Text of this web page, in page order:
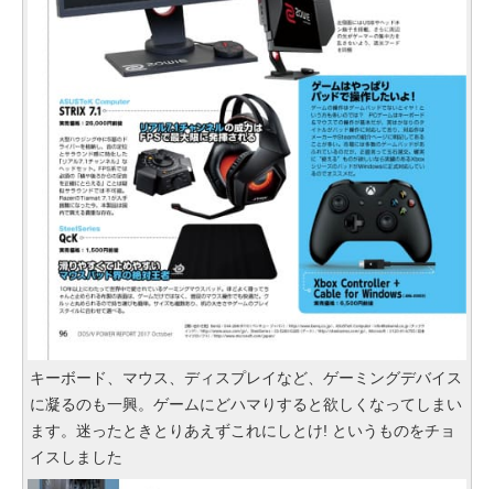
キーボード、マウス、ディスプレイなど、ゲーミングデバイス
に凝るのも一興。ゲームにどハマりすると欲しくなってしまい
ます。迷ったときとりあえずこれにしとけ! というものをチョ
イスしました